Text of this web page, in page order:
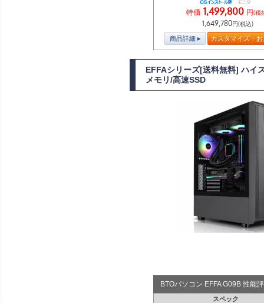
特価 1,499,800 円(税
1,649,780円(税込)
商品詳細 カスタマイズ・
EFFAシリーズ[送料無料] ハイ
メモリ/高速SSD
BTOパソコン EFFA G09B 性能
スペック